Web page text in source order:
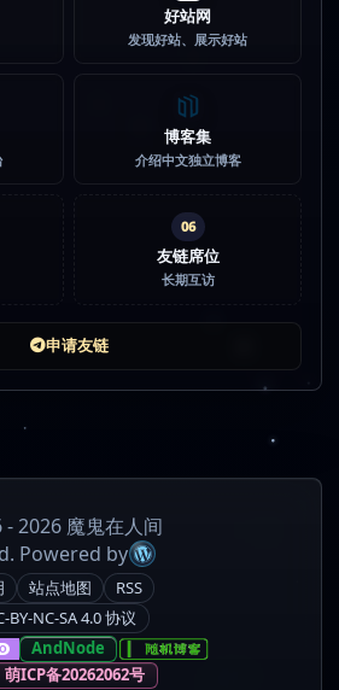
好站网
发现好站、展示好站
博客集
介绍中文独立博客
06
友链席位
长期互访
申请友链
2026 魔鬼在人间
Powered by
站点地图
RSS
BY-NC-SA 4.0 协议
AndNode
萌ICP备20262062号